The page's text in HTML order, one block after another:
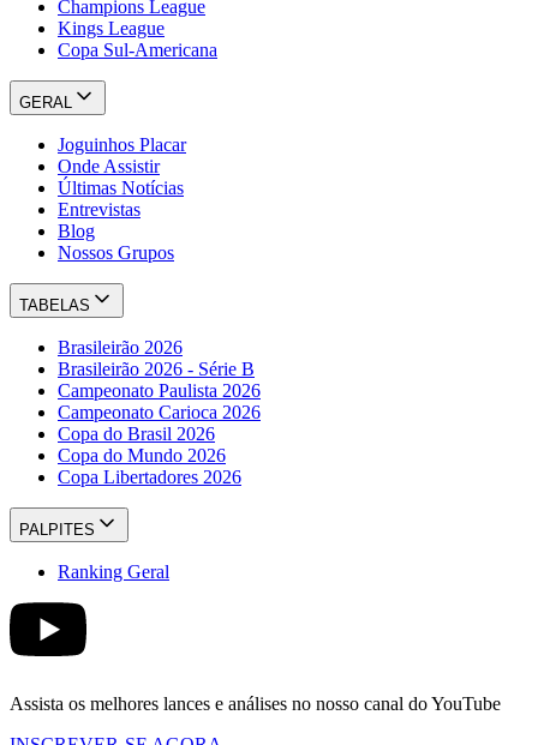
Champions League
Kings League
Copa Sul-Americana
GERAL
Joguinhos Placar
Onde Assistir
Últimas Notícias
Entrevistas
Blog
Nossos Grupos
TABELAS
Brasileirão 2026
Brasileirão 2026 - Série B
Campeonato Paulista 2026
Campeonato Carioca 2026
Copa do Brasil 2026
Copa do Mundo 2026
Copa Libertadores 2026
PALPITES
Ranking Geral
Assista os melhores lances e análises no nosso canal do YouTube